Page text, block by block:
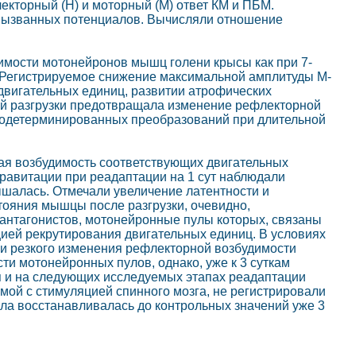
(Н) и моторный (М) ответ КМ и ПБМ.
потенциалов. Вычисляли отношение
мотонейронов мышц голени крысы как при 7-
снижение максимальной амплитуды М-
единиц, развитии атрофических
разгрузки предотвращала изменение рефлекторной
преобразований при длительной
возбудимость соответствующих двигательных
при реадаптации на 1 сут наблюдали
Отмечали увеличение латентности и
мышцы после разгрузки, очевидно,
мотонейронные пулы которых, связаны
рекрутирования двигательных единиц. В условиях
изменения рефлекторной возбудимости
мотонейронных пулов, однако, уже к 3 суткам
на следующих исследуемых этапах реадаптации
с стимуляцией спинного мозга, не регистрировали
восстанавливалась до контрольных значений уже 3